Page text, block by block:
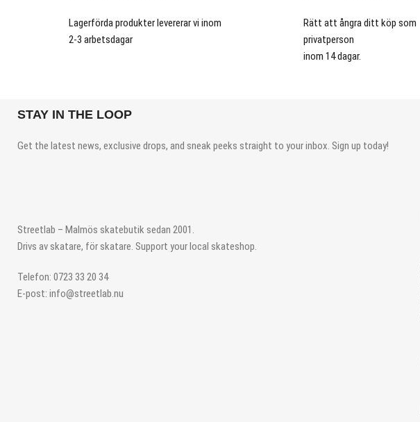
Lagerförda produkter levererar vi inom
2-3 arbetsdagar
Rätt att ångra ditt köp som
privatperson
inom 14 dagar.
STAY IN THE LOOP
Get the latest news, exclusive drops, and sneak peeks straight to your inbox. Sign up today!
Streetlab – Malmös skatebutik sedan 2001.
Drivs av skatare, för skatare. Support your local skateshop.
Telefon: 0723 33 20 34
E-post: info@streetlab.nu